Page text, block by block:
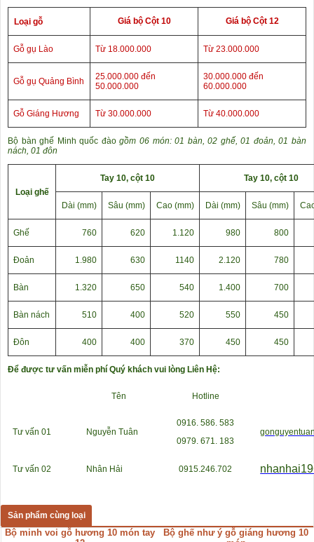
Loại gỗ Giá bộ Cột 10 Giá bộ Cột 12
Gỗ gụ Lào Từ 18.000.000 Từ 23.000.000
Gỗ gụ Quảng Bình
25.000.000 đến
50.000.000
30.000.000 đến
60.000.000
Gỗ Giáng Hương Từ 30.000.000 Từ 40.000.000
Bộ bàn ghế Minh quốc đàogồm 06 món: 01 bàn, 02 ghế, 01 đoản, 01 bàn
nách, 01 đôn
Loại ghế
Tay 10, cột 10 Tay 10, cột 10
Dài (mm) Sâu (mm) Cao (mm) Dài (mm) Sâu (mm)
Ghế 760 620 1.120 980 800
Đoản 1.980 630 1140 2.120 780
Bàn 1.320 650 540 1.400 700
Bàn nách 510 400 520 550 450
Đôn 400 400 370 450 450
Để được tư vấn miễn phí Quý khách vui lòng Liên Hệ:
Tên Hotline
Tư vấn 01 Nguyễn Tuân
0916. 586. 583
0979. 671. 183
Tư vấn 02 Nhân Hải 0915.246.702
Sản phẩm cùng loại
Bộ minh voi gỗ hương 10 món tay
Bộ ghế như ý gỗ giáng hương 10